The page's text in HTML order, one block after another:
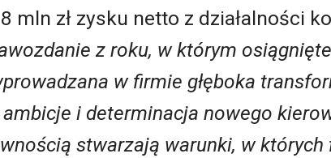
mln zł zysku netto z działalności
z roku, w którym
w firmie głęboka
i determinacja nowego
stwarzają warunki, w